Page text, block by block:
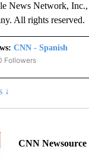
News Network, Inc.,
All rights reserved.
CNN - Spanish
"CNN - SPANISH" TO
Followers
↓
CNN Newsource